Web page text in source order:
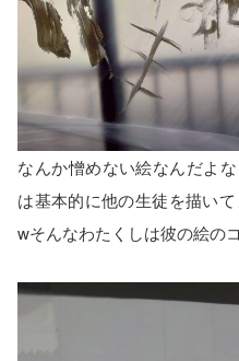
なんか憎めない絵なんだよ
は基本的に他の生徒を描い
wそんなわたくしは彼の絵の